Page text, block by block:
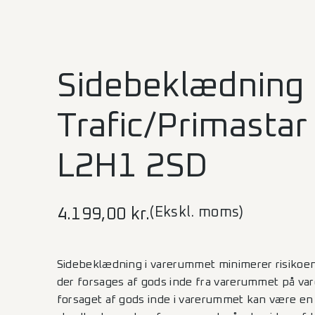
Sidebeklædning
Trafic/Primastar
L2H1 2SD
4.199,00 kr.(Ekskl. moms)
Sidebeklædning i varerummet minimerer
der forsages af gods inde fra varerummet på
forsaget af gods inde i varerummet kan være